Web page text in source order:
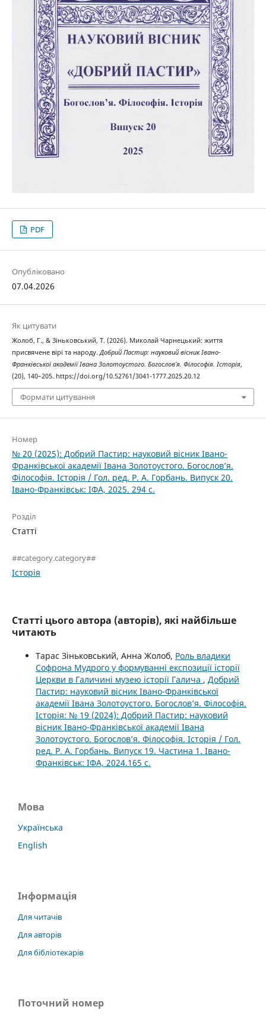
PDF
Опубліковано
07.04.2026
Як цитувати
Жолоб, Г., & Зіньковський, Т. (2026). Миколай Чарнецький: життя
присвячене вірі та народу. Добрий Пастир: науковий вісник Івано-
Франківської академії Івана Золотоустого. Богослов’я. Філософія. Історія,
(20), 140–205. https://doi.org/10.52761/3041-1777.2025.20.12
Формати цитування
Номер
№ 20 (2025): Добрий Пастир: науковий вісник Івано-
Франківської академії Івана Золотоустого. Богослов’я.
Філософія. Історія / Гол. ред. Р. А. Горбань. Випуск 20.
Івано-Франківськ: ІФА, 2025. 294 с.
Розділ
Статті
##category.category##
Історія
Статті цього автора (авторів), які найбільше
читають
Тарас Зіньковський, Анна Жолоб, Роль владики
Софрона Мудрого у формуванні експозиції історії
Церкви в Галичині музею історії Галича , Добрий
Пастир: науковий вісник Івано-Франківської
академії Івана Золотоустого. Богослов’я. Філософія.
Історія: № 19 (2024): Добрий Пастир: науковий
вісник Івано-Франківської академії Івана
Золотоустого. Богослов’я. Філософія. Історія / Гол.
ред. Р. А. Горбань. Випуск 19. Частина 1. Івано-
Франківськ: ІФА, 2024.165 с.
Мова
Українська
English
Інформація
Для читачів
Для авторів
Для бібліотекарів
Поточний номер